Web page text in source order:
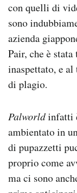
con quelli di
sono
azienda
Pair, che è
inaspettato, e al
di plagio.
Palworldinfatti
ambientato in
di pupazzetti
proprio come
ma ci sono